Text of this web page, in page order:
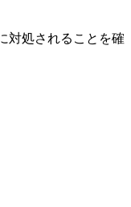
対処されることを確